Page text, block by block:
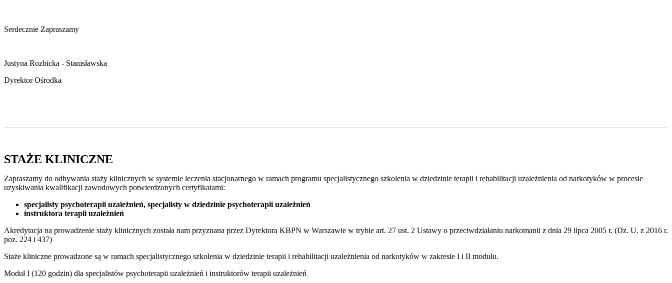
Serdecznie Zapraszamy
Justyna Rozbicka - Stanisławska
Dyrektor Ośrodka
STAŻE KLINICZNE
Zapraszamy do odbywania staży klinicznych w systemie leczenia stacjonarnego w ramach programu specjalistycznego szkolenia w dziedzinie terapii i rehabilitacji uzależnienia od narkotyków w procesie
uzyskiwania kwalifikacji zawodowych potwierdzonych certyfikatami:
specjalisty psychoterapii uzależnień, specjalisty w dziedzinie psychoterapii uzależnień
instruktora terapii uzależnień
Akredytacja na prowadzenie staży klinicznych została nam przyznana przez Dyrektora KBPN w Warszawie w trybie art. 27 ust. 2 Ustawy o przeciwdziałaniu narkomanii z dnia 29 lipca 2005 r. (Dz. U. z 2016 r.
poz. 224 i 437)
Staże kliniczne prowadzone są w ramach specjalistycznego szkolenia w dziedzinie terapii i rehabilitacji uzależnienia od narkotyków w zakresie I i II modułu.
Moduł I (120 godzin) dla specjalistów psychoterapii uzależnień i instruktorów terapii uzależnień